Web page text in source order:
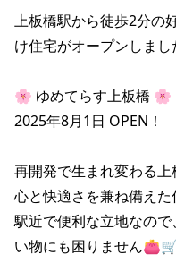
上板橋駅から徒歩2分の
け住宅がオープンしま
🌸 ゆめてらす上板橋 🌸
2025年8月1日 OPEN！
再開発で生まれ変わる
心と快適さを兼ね備えた
駅近で便利な立地なの
い物にも困りません